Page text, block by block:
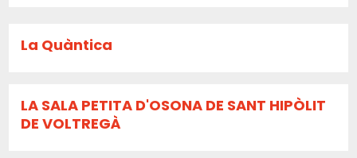
La Quàntica
LA SALA PETITA D'OSONA DE SANT HIPÒLIT
DE VOLTREGÀ